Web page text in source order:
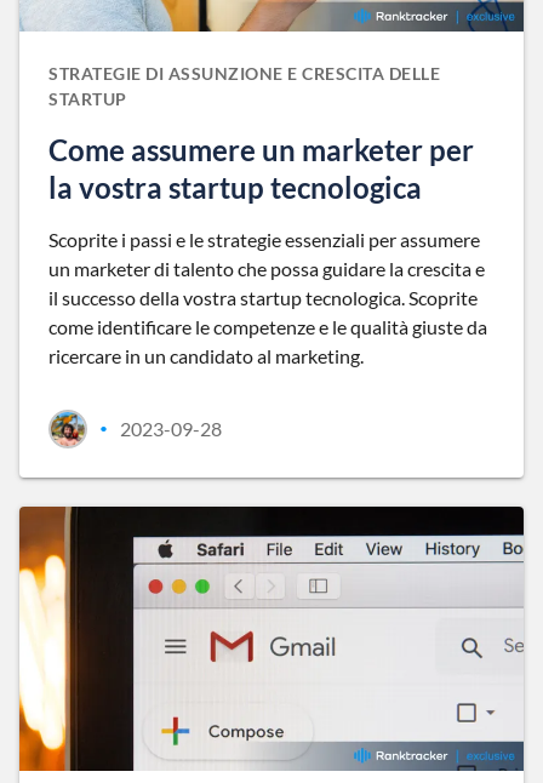
STRATEGIE DI ASSUNZIONE E CRESCITA DELLE
STARTUP
Come assumere un marketer per
la vostra startup tecnologica
Scoprite i passi e le strategie essenziali per assumere
un marketer di talento che possa guidare la crescita e
il successo della vostra startup tecnologica. Scoprite
come identificare le competenze e le qualità giuste da
ricercare in un candidato al marketing.
• 2023-09-28